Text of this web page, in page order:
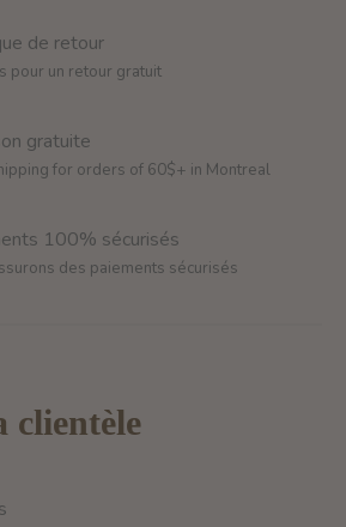
de retour
pour un retour gratuit
gratuite
for orders of 60$+ in Montreal
100% sécurisés
des paiements sécurisés
clientèle